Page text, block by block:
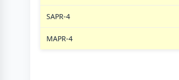
SAPR-4
MAPR-4